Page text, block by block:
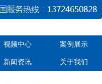
视频中心 案例展示
新闻资讯 关于我们